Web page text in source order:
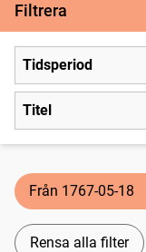
Filtrera
Tidsperiod
Titel
Från 1767-05-18
Rensa alla filter